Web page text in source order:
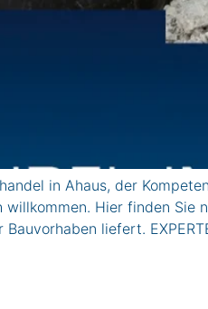
in Ahaus, der
willkommen. Hier finden
liefert.